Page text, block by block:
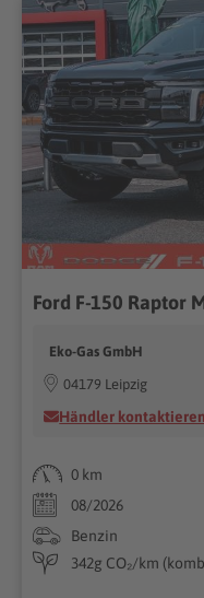
Ford F-150 Raptor
Eko-Gas GmbH
04179 Leipzig
Händler kontaktieren
0 km
08/2026
Benzin
342g CO₂/km